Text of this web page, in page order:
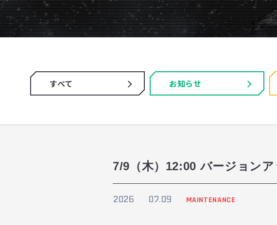
すべて お知らせ
7/9（木）12:00 バージョン
2026 07.09 MAINTENANCE